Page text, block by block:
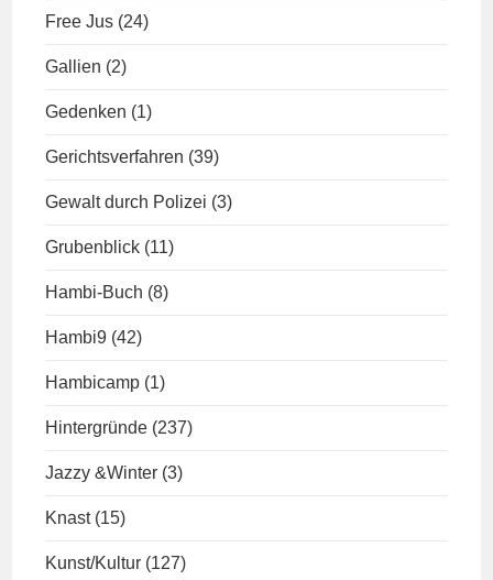
Free Jus (24)
Gallien (2)
Gedenken (1)
Gerichtsverfahren (39)
Gewalt durch Polizei (3)
Grubenblick (11)
Hambi-Buch (8)
Hambi9 (42)
Hambicamp (1)
Hintergründe (237)
Jazzy &Winter (3)
Knast (15)
Kunst/Kultur (127)